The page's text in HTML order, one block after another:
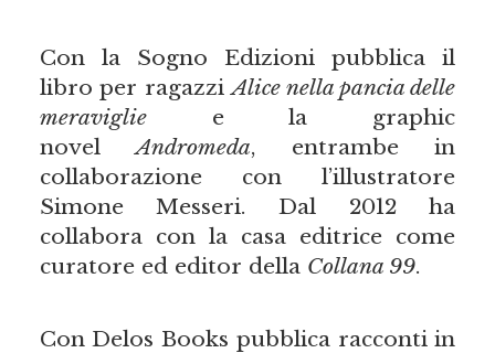
Con la Sogno Edizioni pubblica il
libro per ragazziAlice nella pancia delle
meravigliee la graphic
novelAndromeda, entrambe in
collaborazione con l’illustratore
Simone Messeri. Dal 2012 ha
collabora con la casa editrice come
curatore ed editor della Collana 99.
Con Delos Books pubblica racconti in